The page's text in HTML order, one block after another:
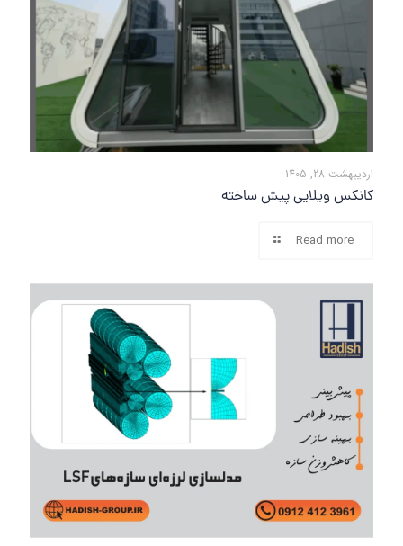
اردیبهشت 28, 1405
کانکس ویلایی پیش ساخته
Read more